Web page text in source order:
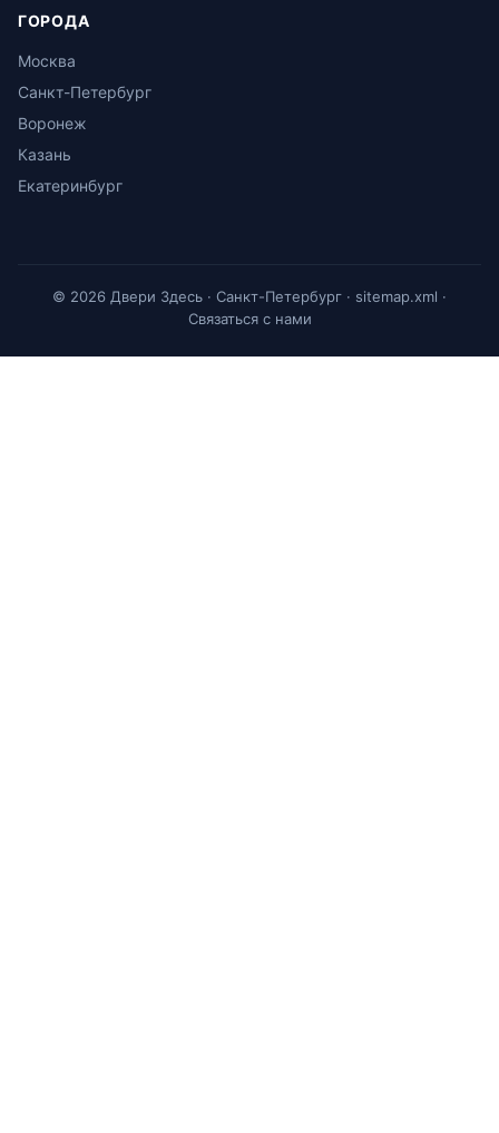
ГОРОДА
Москва
Санкт-Петербург
Воронеж
Казань
Екатеринбург
© 2026 Двери Здесь · Санкт-Петербург · sitemap.xml ·
Связаться с нами